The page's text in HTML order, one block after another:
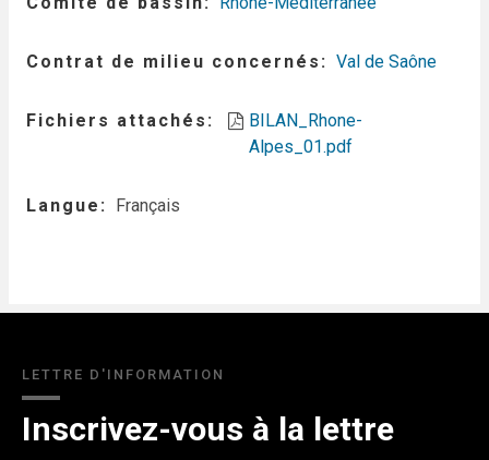
Contrat de milieu concernés Val de Saône
Fichiers attachés
BILAN_Rhone-
Alpes_01.pdf
Langue Français
LETTRE D'INFORMATION
Inscrivez-vous à la lettre